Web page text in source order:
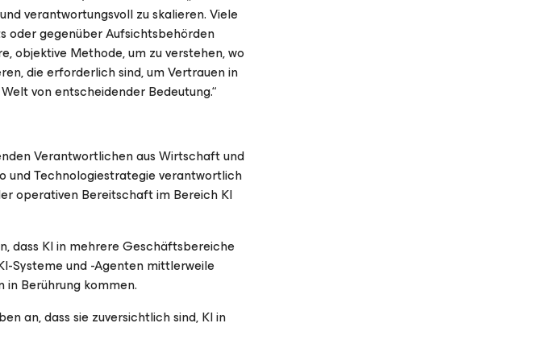
verantwortungsvoll zu skalieren. Viele
oder gegenüber Aufsichtsbehörden
objektive Methode, um zu verstehen, wo
die erforderlich sind, um Vertrauen in
von entscheidender Bedeutung.“
Verantwortlichen aus Wirtschaft und
und Technologiestrategie verantwortlich
operativen Bereitschaft im Bereich KI
dass KI in mehrere Geschäftsbereiche
Systeme und -Agenten mittlerweile
Berührung kommen.
an, dass sie zuversichtlich sind, KI in